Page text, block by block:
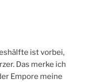
ist vorbei,
Das merke ich
Empore meine